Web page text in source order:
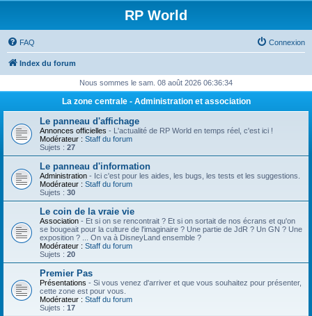
RP World
FAQ Connexion
Index du forum
Nous sommes le sam. 08 août 2026 06:36:34
La zone centrale - Administration et association
Le panneau d'affichage
Annonces officielles - L'actualité de RP World en temps réel, c'est ici !
Modérateur : Staff du forum
Sujets : 27
Le panneau d'information
Administration - Ici c'est pour les aides, les bugs, les tests et les suggestions.
Modérateur : Staff du forum
Sujets : 30
Le coin de la vraie vie
Association - Et si on se rencontrait ? Et si on sortait de nos écrans et qu'on
se bougeait pour la culture de l'imaginaire ? Une partie de JdR ? Un GN ? Une
exposition ? ... On va à DisneyLand ensemble ?
Modérateur : Staff du forum
Sujets : 20
Premier Pas
Présentations - Si vous venez d'arriver et que vous souhaitez pour présenter,
cette zone est pour vous.
Modérateur : Staff du forum
Sujets : 17